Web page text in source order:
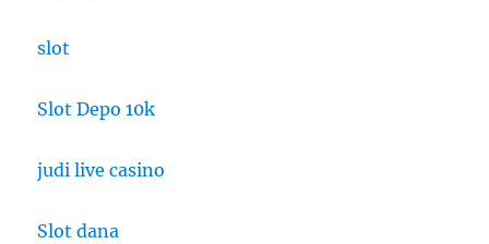
slot
Slot Depo 10k
judi live casino
Slot dana